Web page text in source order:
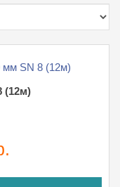
(12м)